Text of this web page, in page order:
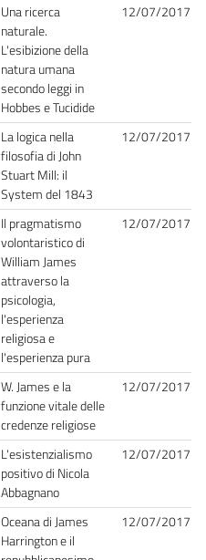
Una ricerca
naturale.
L'esibizione della
natura umana
secondo leggi in
Hobbes e Tucidide
12/07/2017
La logica nella
filosofia di John
Stuart Mill: il
System del 1843
12/07/2017
Il pragmatismo
volontaristico di
William James
attraverso la
psicologia,
l'esperienza
religiosa e
l'esperienza pura
12/07/2017
W. James e la
funzione vitale delle
credenze religiose
12/07/2017
L'esistenzialismo
positivo di Nicola
Abbagnano
12/07/2017
Oceana di James
Harrington e il
12/07/2017